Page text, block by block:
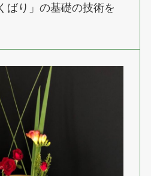
ばり」の基礎の技術を